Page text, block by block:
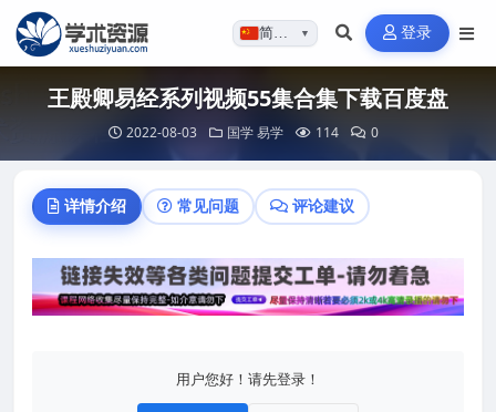
简体…▼ 登录
王殿卿易经系列视频55集合集下载百度盘
2022-08-03 国学易学 114 0
详情介绍 常见问题 评论建议
用户您好！请先登录！